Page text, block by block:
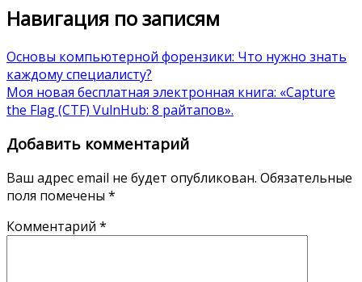
Навигация по записям
Основы компьютерной форензики: Что нужно знать
каждому специалисту?
Моя новая бесплатная электронная книга: «Capture
the Flag (CTF) VulnHub: 8 райтапов».
Добавить комментарий
Ваш адрес email не будет опубликован. Обязательные
поля помечены *
Комментарий *